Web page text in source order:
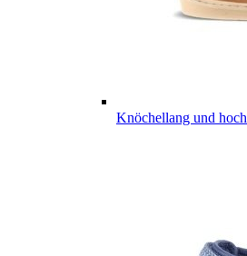
Knöchellang und hoch